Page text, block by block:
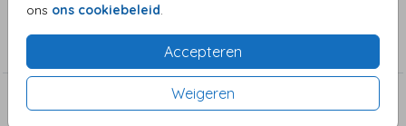
ons ons cookiebeleid
Accepteren
Weigeren
Collectie
Deze zijn ook leuk!